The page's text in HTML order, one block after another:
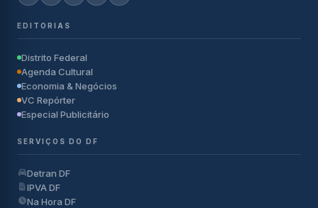
EDITORIAS
Distrito Federal
Agenda Cultural
Economia & Negócios
VC Repórter
Especial Publicitário
SERVIÇOS DO DF
Detran DF
IPVA DF
Na Hora DF